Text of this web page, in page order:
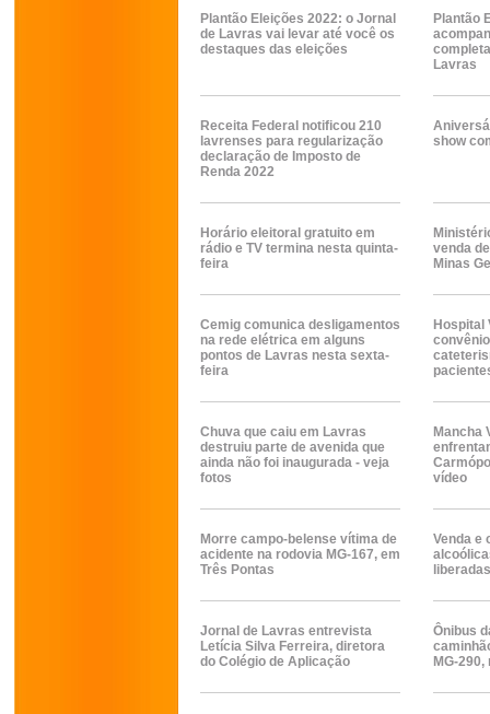
Plantão Eleições 2022: o Jornal
de Lavras vai levar até você os
destaques das eleições
Plantão
Lavras
Receita Federal notificou 210
lavrenses para regularização
declaração de Imposto de
Renda 2022
show
Horário eleitoral gratuito em
rádio e TV termina nesta quinta-
feira
venda
Minas
Cemig comunica desligamentos
na rede elétrica em alguns
pontos de Lavras nesta sexta-
feira
Hospital
Chuva que caiu em Lavras
destruiu parte de avenida que
ainda não foi inaugurada - veja
fotos
Mancha
vídeo
Morre campo-belense vítima de
acidente na rodovia MG-167, em
Três Pontas
Venda e
Jornal de Lavras entrevista
Letícia Silva Ferreira, diretora
do Colégio de Aplicação
Ônibus
MG-290,